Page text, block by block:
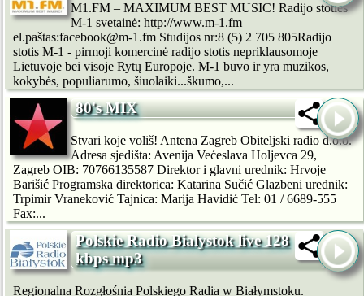
M1.FM – MAXIMUM BEST MUSIC! Radijo stoties
M-1 svetainė: http://www.m-1.fm
el.paštas:facebook@m-1.fm Studijos nr:8 (5) 2 705 805Radijo
stotis M-1 - pirmoji komercinė radijo stotis nepriklausomoje
Lietuvoje bei visoje Rytų Europoje. M-1 buvo ir yra muzikos,
kokybės, populiarumo, šiuolaiki...škumo,...
80's MIX
Stvari koje voliš! Antena Zagreb Obiteljski radio d.o.o.
Adresa sjedišta: Avenija Većeslava Holjevca 29,
Zagreb OIB: 70766135587 Direktor i glavni urednik: Hrvoje
Barišić Programska direktorica: Katarina Sučić Glazbeni urednik:
Trpimir Vraneković Tajnica: Marija Havidić Tel: 01 / 6689-555
Fax:...
Polskie Radio Bialystok live 128
kbps mp3
Regionalna Rozgłośnia Polskiego Radia w Białymstoku.